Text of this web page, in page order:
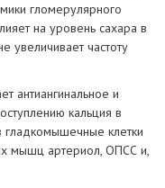
гломерулярного
на уровень сахара в
увеличивает частоту
антиангинальное и
кальция в
гладкомышечные клетки
мышц артериол, ОПСС и,